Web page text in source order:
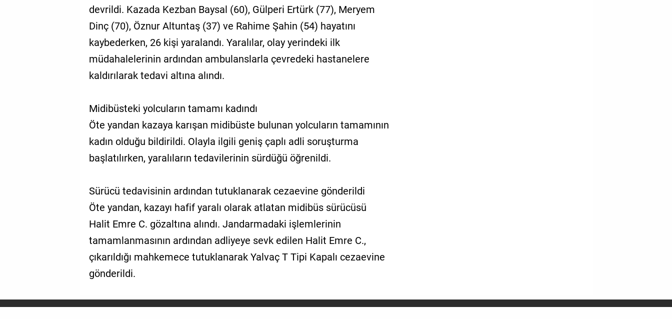
devrildi. Kazada Kezban Baysal (60), Gülperi Ertürk (77), Meryem
Dinç (70), Öznur Altuntaş (37) ve Rahime Şahin (54) hayatını
kaybederken, 26 kişi yaralandı. Yaralılar, olay yerindeki ilk
müdahalelerinin ardından ambulanslarla çevredeki hastanelere
kaldırılarak tedavi altına alındı.
Midibüsteki yolcuların tamamı kadındı
Öte yandan kazaya karışan midibüste bulunan yolcuların tamamının
kadın olduğu bildirildi. Olayla ilgili geniş çaplı adli soruşturma
başlatılırken, yaralıların tedavilerinin sürdüğü öğrenildi.
Sürücü tedavisinin ardından tutuklanarak cezaevine gönderildi
Öte yandan, kazayı hafif yaralı olarak atlatan midibüs sürücüsü
Halit Emre C. gözaltına alındı. Jandarmadaki işlemlerinin
tamamlanmasının ardından adliyeye sevk edilen Halit Emre C.,
çıkarıldığı mahkemece tutuklanarak Yalvaç T Tipi Kapalı cezaevine
gönderildi.